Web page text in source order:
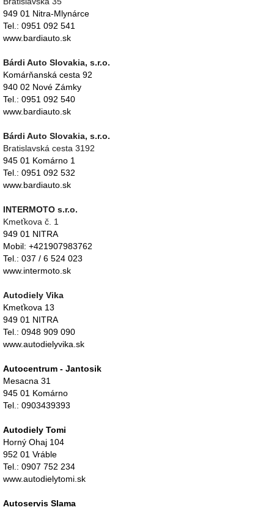
949 01 Nitra-Mlynárce
Tel.: 0951 092 541
www.bardiauto.sk
Bárdi Auto Slovakia, s.r.o.
Komárňanská cesta 92
940 02 Nové Zámky
Tel.: 0951 092 540
www.bardiauto.sk
Bárdi Auto Slovakia, s.r.o.
Bratislavská cesta 3192
945 01 Komárno 1
Tel.: 0951 092 532
www.bardiauto.sk
INTERMOTO s.r.o.
Kmeťkova č. 1
949 01 NITRA
Mobil: +421907983762
Tel.: 037 / 6 524 023
www.intermoto.sk
Autodiely Vika
Kmeťkova 13
949 01 NITRA
Tel.: 0948 909 090
www.autodielyvika.sk
Autocentrum - Jantosik
Mesacna 31
945 01 Komárno
Tel.: 0903439393
Autodiely Tomi
Horný Ohaj 104
952 01 Vráble
Tel.: 0907 752 234
www.autodielytomi.sk
Autoservis Slama